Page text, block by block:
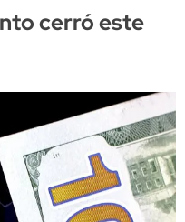
cerró este